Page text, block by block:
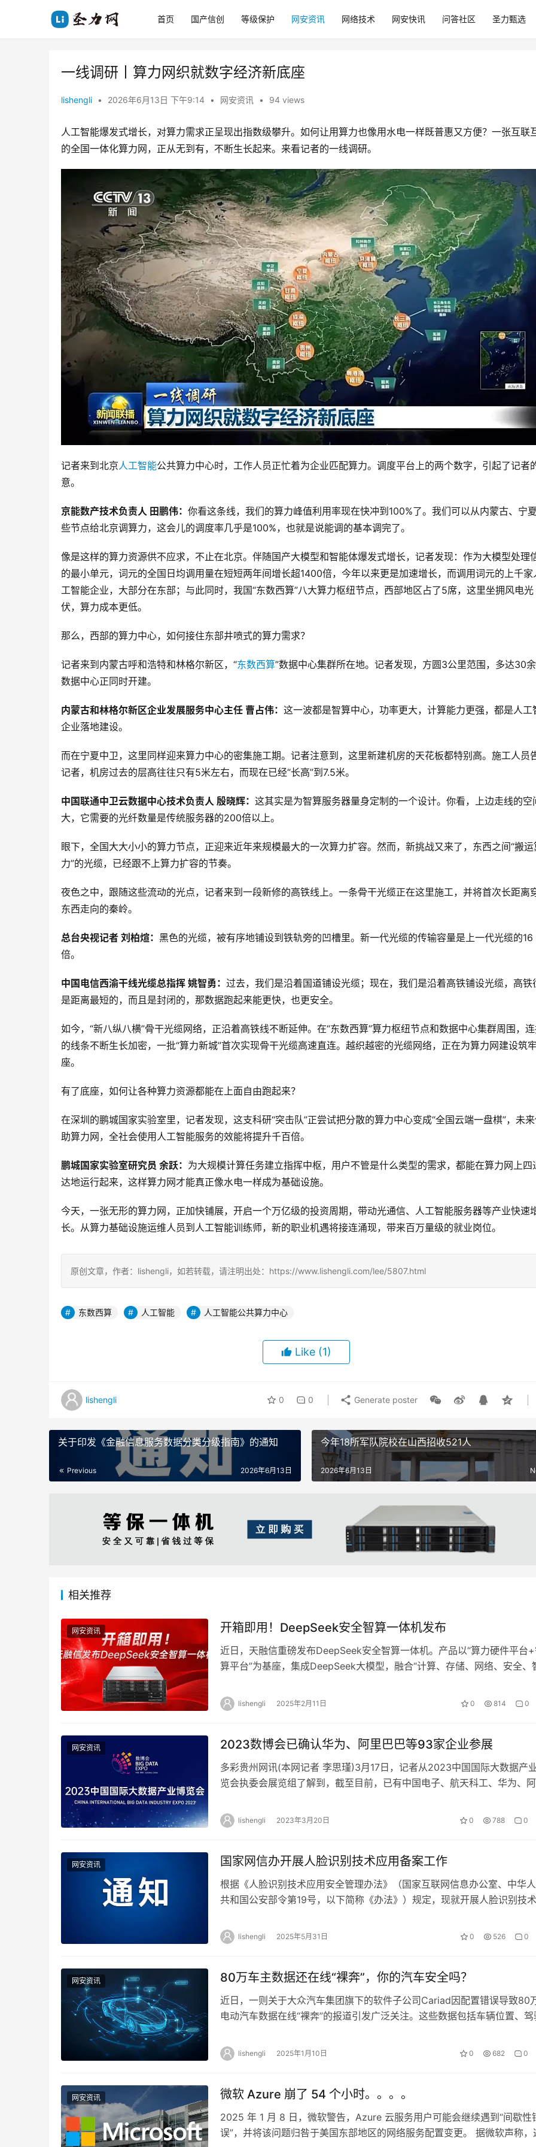
首页 国产信创 等级保护 网安资讯 网络技术 网安快讯 问答社区 圣力甄选
一线调研丨算力网织就数字经济新底座
lishengli • 2026年6月13日 下午9:14 • 网安资讯 • 94 views
人工智能爆发式增长，对算力需求正呈现出指数级攀升。如何让用算力也像用水电一样既普惠又方便？一张互联
的全国一体化算力网，正从无到有，不断生长起来。来看记者的一线调研。
记者来到北京人工智能公共算力中心时，工作人员正忙着为企业匹配算力。调度平台上的两个数字，引起了记者
意。
京能数产技术负责人 田鹏伟： 你看这条线，我们的算力峰值利用率现在快冲到100%了。我们可以从内蒙古、宁
些节点给北京调算力，这会儿的调度率几乎是100%，也就是说能调的基本调完了。
像是这样的算力资源供不应求，不止在北京。伴随国产大模型和智能体爆发式增长，记者发现：作为大模型处理
的最小单元，词元的全国日均调用量在短短两年间增长超1400倍，今年以来更是加速增长，而调用词元的上千家
工智能企业，大部分在东部；与此同时，我国“东数西算”八大算力枢纽节点，西部地区占了5席，这里坐拥风电光
伏，算力成本更低。
那么，西部的算力中心，如何接住东部井喷式的算力需求？
记者来到内蒙古呼和浩特和林格尔新区，“东数西算”数据中心集群所在地。记者发现，方圆3公里范围，多达30
数据中心正同时开建。
内蒙古和林格尔新区企业发展服务中心主任 曹占伟： 这一波都是智算中心，功率更大，计算能力更强，都是人工
企业落地建设。
而在宁夏中卫，这里同样迎来算力中心的密集施工期。记者注意到，这里新建机房的天花板都特别高。施工人员
记者，机房过去的层高往往只有5米左右，而现在已经“长高”到7.5米。
中国联通中卫云数据中心技术负责人 殷晓辉： 这其实是为智算服务器量身定制的一个设计。你看，上边走线的空
大，它需要的光纤数量是传统服务器的200倍以上。
眼下，全国大大小小的算力节点，正迎来近年来规模最大的一次算力扩容。然而，新挑战又来了，东西之间“搬运
力”的光缆，已经跟不上算力扩容的节奏。
夜色之中，跟随这些流动的光点，记者来到一段新修的高铁线上。一条骨干光缆正在这里施工，并将首次长距离
东西走向的秦岭。
总台央视记者 刘柏煊： 黑色的光缆，被有序地铺设到铁轨旁的凹槽里。新一代光缆的传输容量是上一代光缆的16
倍。
中国电信西渝干线光缆总指挥 姚智勇： 过去，我们是沿着国道铺设光缆；现在，我们是沿着高铁铺设光缆，高铁
是距离最短的，而且是封闭的，那数据跑起来能更快，也更安全。
如今，“新八纵八横”骨干光缆网络，正沿着高铁线不断延伸。在“东数西算”算力枢纽节点和数据中心集群周围，
的线条不断生长加密，一批“算力新城”首次实现骨干光缆高速直连。越织越密的光缆网络，正在为算力网建设筑
座。
有了底座，如何让各种算力资源都能在上面自由跑起来？
在深圳的鹏城国家实验室里，记者发现，这支科研“突击队”正尝试把分散的算力中心变成“全国云端一盘棋”，未
助算力网，全社会使用人工智能服务的效能将提升千百倍。
鹏城国家实验室研究员 余跃： 为大规模计算任务建立指挥中枢，用户不管是什么类型的需求，都能在算力网上四
达地运行起来，这样算力网才能真正像水电一样成为基础设施。
今天，一张无形的算力网，正加快铺展，开启一个万亿级的投资周期，带动光通信、人工智能服务器等产业快速
长。从算力基础设施运维人员到人工智能训练师，新的职业机遇将接连涌现，带来百万量级的就业岗位。
原创文章，作者：lishengli，如若转载，请注明出处：https://www.lishengli.com/lee/5807.html
东数西算 人工智能 人工智能公共算力中心
Like (1)
lishengli 0 0 Generate poster
关于印发《金融信息服务数据分类分级指南》的通知
Previous 2026年6月13日
今年18所军队院校在山西招收521人
2026年6月13日
相关推荐
网安资讯 开箱即用！DeepSeek安全智算一体机发布
近日，天融信重磅发布DeepSeek安全智算一体机。产品以“算力硬件平台
算平台”为基座，集成DeepSeek大模型，融合“计算、存储、网络、安全、
lishengli 2025年2月11日 0 814 0
网安资讯 2023数博会已确认华为、阿里巴巴等93家企业参展
多彩贵州网讯(本网记者 李思瑾)3月17日，记者从2023中国国际大数据产
览会执委会展览组了解到，截至目前，已有中国电子、航天科工、华为、
lishengli 2023年3月20日 0 788 0
网安资讯 国家网信办开展人脸识别技术应用备案工作
根据《人脸识别技术应用安全管理办法》（国家互联网信息办公室、中华
共和国公安部令第19号，以下简称《办法》）规定，现就开展人脸识别技
lishengli 2025年5月31日 0 526 0
网安资讯 80万车主数据还在线“裸奔”，你的汽车安全吗？
近日，一则关于大众汽车集团旗下的软件子公司Cariad因配置错误导致80
电动汽车数据在线“裸奔”的报道引发广泛关注。这些数据包括车辆位置、驾
lishengli 2025年1月10日 0 682 0
网安资讯 微软 Azure 崩了 54 个小时。。。。
2025 年 1 月 8 日，微软警告，Azure 云服务用户可能会继续遇到“间歇性
误”，并将该问题归咎于美国东部地区的网络服务配置变更。 据微软声称，